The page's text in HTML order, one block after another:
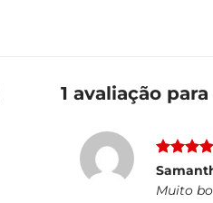
1 avaliação
de 5
Muito